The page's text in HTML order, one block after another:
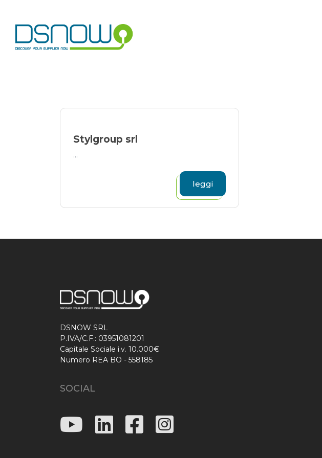
content
Stylgroup srl
...
leggi
DSNOW SRL
P.IVA/C.F.: 03951081201
Capitale Sociale i.v. 10.000€
Numero REA BO - 558185
SOCIAL